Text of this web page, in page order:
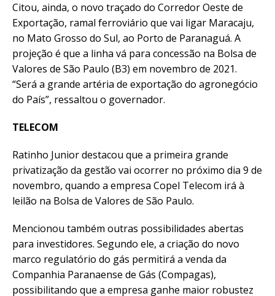
Citou, ainda, o novo traçado do Corredor Oeste de
Exportação, ramal ferroviário que vai ligar Maracaju,
no Mato Grosso do Sul, ao Porto de Paranaguá. A
projeção é que a linha vá para concessão na Bolsa de
Valores de São Paulo (B3) em novembro de 2021.
“Será a grande artéria de exportação do agronegócio
do País”, ressaltou o governador.
TELECOM
Ratinho Junior destacou que a primeira grande
privatização da gestão vai ocorrer no próximo dia 9 de
novembro, quando a empresa Copel Telecom irá à
leilão na Bolsa de Valores de São Paulo.
Mencionou também outras possibilidades abertas
para investidores. Segundo ele, a criação do novo
marco regulatório do gás permitirá a venda da
Companhia Paranaense de Gás (Compagas),
possibilitando que a empresa ganhe maior robustez